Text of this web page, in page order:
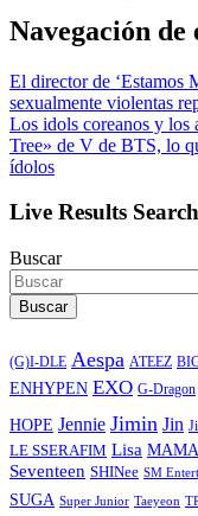
Navegación de
El director de ‘Estamos
sexualmente violentas
Los idols coreanos y los
Tree» de V de BTS, lo
ídolos
Live Results Search
Buscar
Buscar
(G)I-DLE Aespa ATEEZ
ENHYPEN EXO G-Dragon
HOPE Jennie Jimin Jin
LE SSERAFIM Lisa
Seventeen SHINee SM
SUGA Super Junior Taeyeon